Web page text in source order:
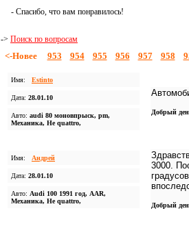
- Спасибо, что вам понравилось!
-> Поиск по вопросам
<-Новее 953 954 955 956 957 958
Имя: Estinto
Дата: 28.01.10
Авто: audi 80 моновпрыск, pm,
Механика, Не quattro,
Добрый
Имя: Андрей
Дата: 28.01.10
Авто: Audi 100 1991 год, AAR,
Механика, Не quattro,
3000.
Добрый